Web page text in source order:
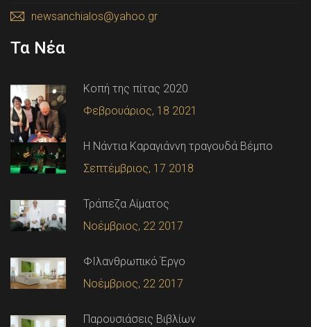
newsanchialos@yahoo.gr
Τα Νέα
Κοπή της πίτας 2020
Φεβρουάριος, 18 2021
Η Νάντια Καραγιάννη τραγουδά Βέμπο
Σεπτέμβριος, 17 2018
Τράπεζα Αίματος
Νοέμβριος, 22 2017
ΦΙλανθρωπικό Έργο
Νοέμβριος, 22 2017
Παρουσιάσεις Βιβλίων